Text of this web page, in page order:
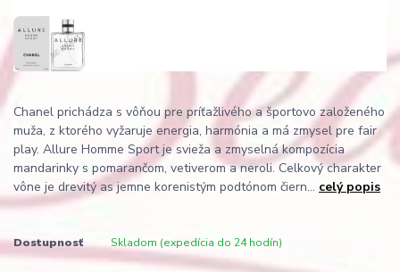
Chanel prichádza s vôňou pre príťažlivého a športovo založeného
muža, z ktorého vyžaruje energia, harmónia a má zmysel pre fair
play. Allure Homme Sport je svieža a zmyselná kompozícia
mandarinky s pomarančom, vetiverom a neroli. Celkový charakter
vône je drevitý as jemne korenistým podtónom čiern... celý popis
Dostupnosť Skladom (expedícia do 24 hodín)